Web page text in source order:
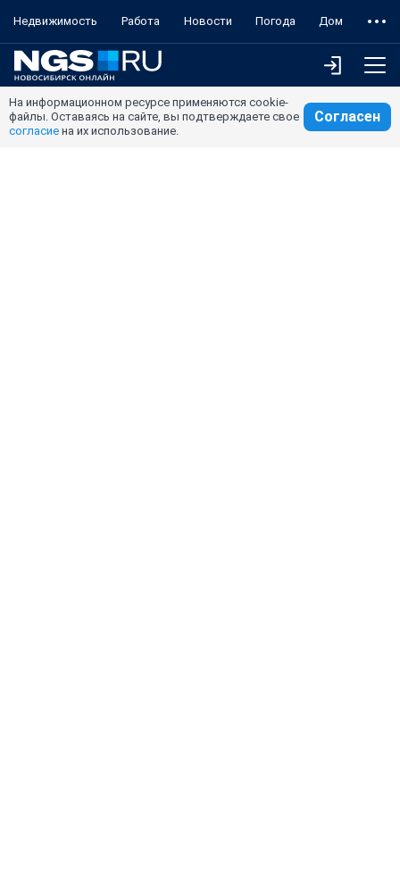
Недвижимость Работа Новости Погода Дом
На информационном ресурсе применяются cookie-
файлы. Оставаясь на сайте, вы подтверждаете свое
согласие на их использование.
Согласен